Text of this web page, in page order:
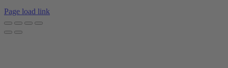
Page load link